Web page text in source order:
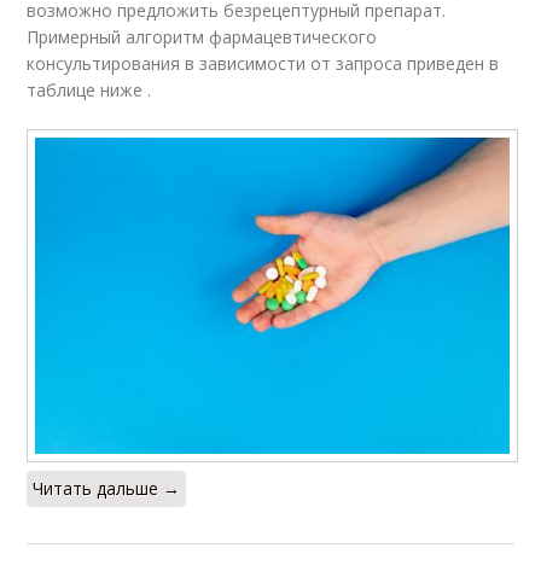
возможно предложить безрецептурный препарат.
Примерный алгоритм фармацевтического
консультирования в зависимости от запроса приведен в
таблице ниже .
Читать дальше →